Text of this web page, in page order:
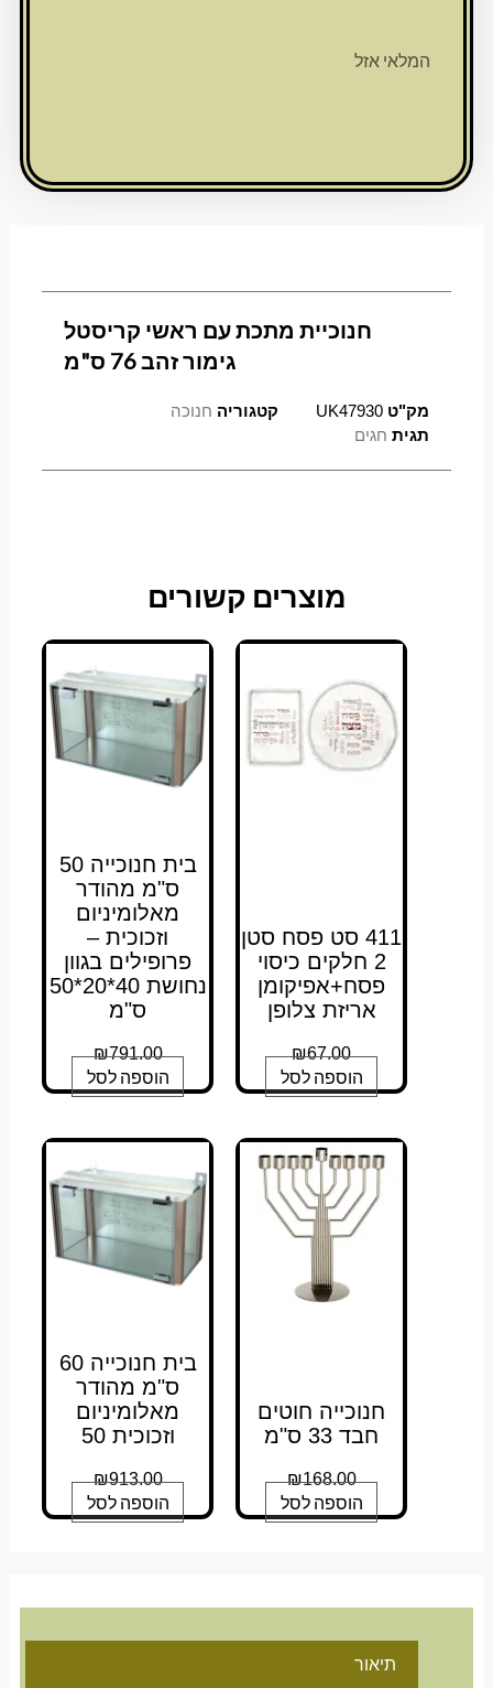
המלאי אזל
חנוכיית מתכת עם ראשי קריסטל
גימור זהב 76 ס"מ
מק"טUK47930 קטגוריה חנוכה
חגים
מוצרים קשורים
411 סט פסח סטן
2 חלקים כיסוי
פסח+אפיקומן
אריזת צלופן
₪67.00
הוספה לסל
בית חנוכייה 50
ס"מ מהודר
מאלומיניום
וזכוכית –
פרופילים בגוון
נחושת 40*20*50
₪791.00
הוספה לסל
חנוכייה חוטים
חבד 33 ס"מ
₪168.00
הוספה לסל
בית חנוכייה 60
ס"מ מהודר
מאלומיניום
וזכוכית 50
₪913.00
הוספה לסל